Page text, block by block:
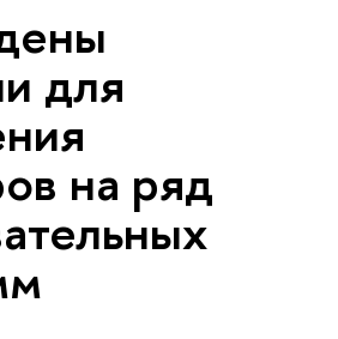
для
на ряд